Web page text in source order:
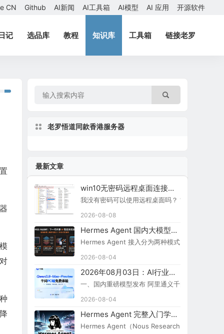
CN Github AI新闻 AI工具箱 AI模型 AI 应用 开源软件
记 选品库 教程 知识库 工具箱 链接老罗
老罗悟道同款香港服务器
最新文章
win10无密码远程桌面连接怎么设置？
我没有密码可以使用远程桌面吗？ “当另一台计
2026-08-08
Hermes Agent 国内大模型接入指南
Hermes Agent 接入分为两种模式：原生内置
2026-08-04
2026年08月03日：AI行业新闻简报
一、国内重磅模型发布 阿里通义千问
2026-08-04
Hermes Agent 完整入门学习路线图
Hermes Agent（Nous Research）：开源自进